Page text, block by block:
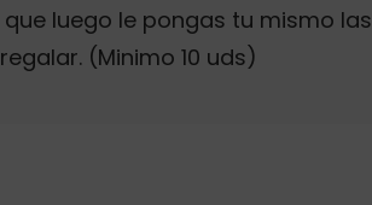
luego le pongas tu mismo las
(Minimo 10 uds)